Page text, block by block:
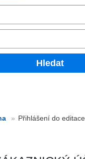
Hledat
Přihlášení do